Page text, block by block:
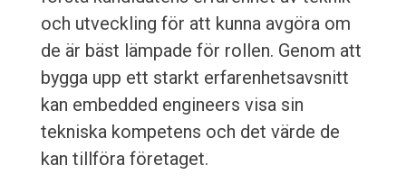
och utveckling för att kunna avgöra om
de är bäst lämpade för rollen. Genom att
bygga upp ett starkt erfarenhetsavsnitt
kan embedded engineers visa sin
tekniska kompetens och det värde de
kan tillföra företaget.